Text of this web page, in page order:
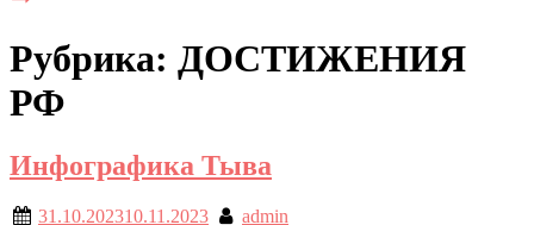
Рубрика: ДОСТИЖЕНИЯ
РФ
Инфографика Тыва
31.10.202310.11.2023
admin